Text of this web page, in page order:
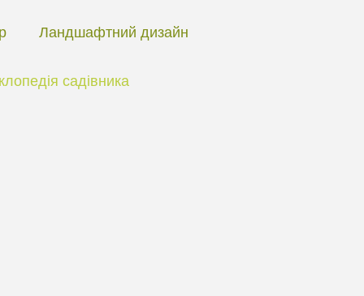
Ландшафтний дизайн
садівника